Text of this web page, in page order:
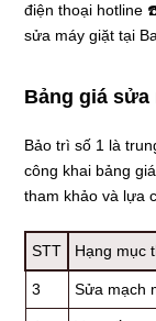
điện thoại hotline
sửa máy giặt tại
Bảng giá
Bảo trì số 1 là
công khai bảng
tham khảo và lựa
STT Hạng mục
3 Sửa mạch